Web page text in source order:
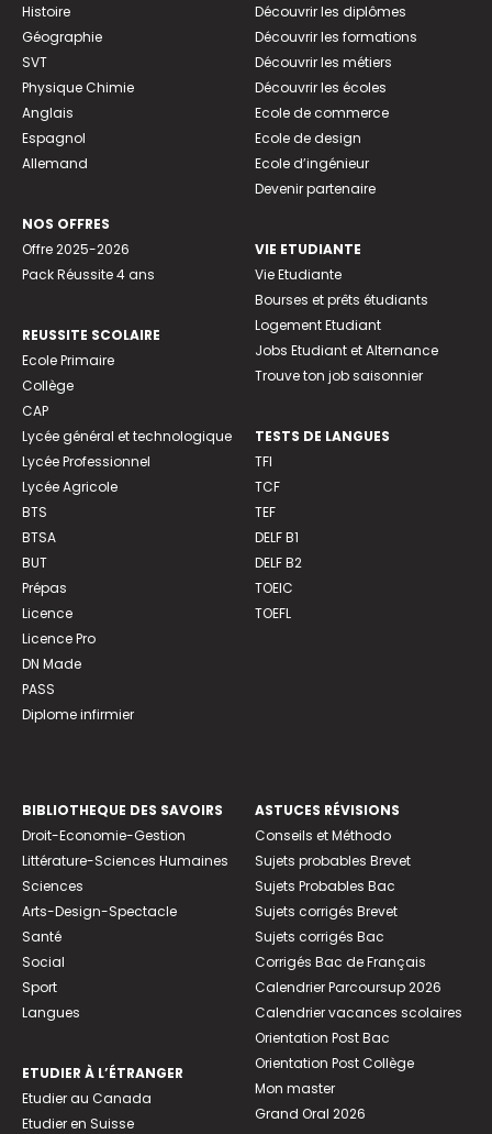
Histoire
Géographie
SVT
Physique Chimie
Anglais
Espagnol
Allemand
NOS OFFRES
Offre 2025-2026
Pack Réussite 4 ans
REUSSITE SCOLAIRE
Ecole Primaire
Collège
CAP
Lycée général et technologique
Lycée Professionnel
Lycée Agricole
BTS
BTSA
BUT
Prépas
Licence
Licence Pro
DN Made
PASS
Diplome infirmier
Découvrir les diplômes
Découvrir les formations
Découvrir les métiers
Découvrir les écoles
Ecole de commerce
Ecole de design
Ecole d’ingénieur
Devenir partenaire
VIE ETUDIANTE
Vie Etudiante
Bourses et prêts étudiants
Logement Etudiant
Jobs Etudiant et Alternance
Trouve ton job saisonnier
TESTS DE LANGUES
TFI
TCF
TEF
DELF B1
DELF B2
TOEIC
TOEFL
BIBLIOTHEQUE DES SAVOIRS
Droit-Economie-Gestion
Littérature-Sciences Humaines
Sciences
Arts-Design-Spectacle
Santé
Social
Sport
Langues
ETUDIER À L’ÉTRANGER
Etudier au Canada
Etudier en Suisse
ASTUCES RÉVISIONS
Conseils et Méthodo
Sujets probables Brevet
Sujets Probables Bac
Sujets corrigés Brevet
Sujets corrigés Bac
Corrigés Bac de Français
Calendrier Parcoursup 2026
Calendrier vacances scolaires
Orientation Post Bac
Orientation Post Collège
Mon master
Grand Oral 2026